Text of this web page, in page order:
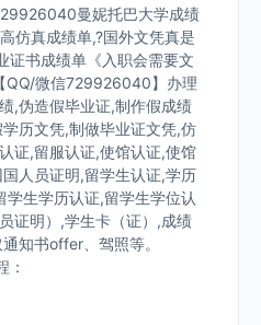
曼妮托巴大学成绩
仿真成绩单,?国外文凭真是
证书成绩单《入职会需要文
QQ/微信729926040】办理
,伪造假毕业证,制作假成绩
历文凭,制做毕业证文凭,仿
证,留服认证,使馆认证,使馆
人员证明,留学生认证,学历
生学历认证,留学生学位认
证明）,学生卡（证）,成绩
知书offer、驾照等。
：